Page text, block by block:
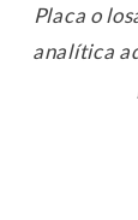
Placa o
analítica